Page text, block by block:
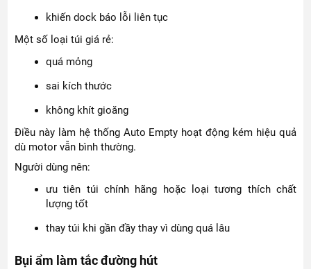
khiến dock báo lỗi liên tục
Một số loại túi giá rẻ:
quá mỏng
sai kích thước
không khít gioăng
Điều này làm hệ thống Auto Empty hoạt động kém hiệu quả
dù motor vẫn bình thường.
Người dùng nên:
ưu tiên túi chính hãng hoặc loại tương thích chất
lượng tốt
thay túi khi gần đầy thay vì dùng quá lâu
Bụi ẩm làm tắc đường hút